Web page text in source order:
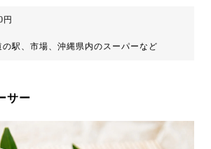
円
駅、市場、沖縄県内のスーパーなど
サー